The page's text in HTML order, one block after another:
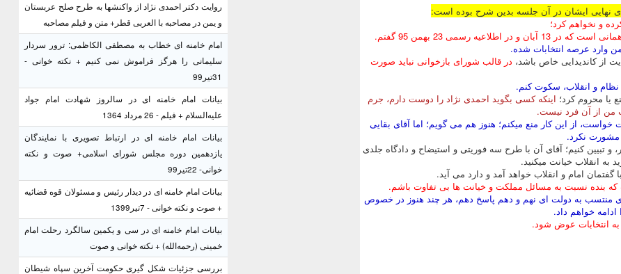
نهایی ایشان در آن جلسه بدین شرح بوده است:
و نخواهم کرد؛
رسمی 23 بهمن 95 گفتم.
وارد عرصه انتخابات شده.
از کاندیدایی خاص باشد، در قالب شورای بازخوانی نباید صورت
و انقلاب، سکوت کنم.
یا محروم کرد؛ اینکه کسی بگوید احمدی نژاد را دوست دارم، جرم
من از آن فرد نیست.
خواست، از این کار منع میکنم؛ هنوز هم می گویم؛ اما آقای بقایی
مشورت نکرد.
تبیین کنیم؛ آقای آن با طرح سه فوریتی و استیضاح و دادگاه جلدی
به انقلاب خیانت میکنید.
امام و انقلاب خواهد آمد و دارد می آید.
که بنده نسبت به مسائل مملکت و خیانت ها بی تفاوت باشم.
منتسب به دولت ای نهم و دهم پاسخ دهم، هر چند هنوز در خصوص
خواهم داد.
انتخابات عوض شود.
روایت دکتر احمدی نژاد از واکنشها به طرح صلح عربستان
و یمن در مصاحبه با العربی قطر+ متن و فیلم مصاحبه
امام خامنه ای خطاب به مصطفی الکاظمی: ترور سردار
سلیمانی را هرگز فراموش نمی کنیم + نکته خوانی -
31تیر99
بیانات امام خامنه ای در سالروز شهادت امام جواد
علیه‌السلام + فیلم - 26 مرداد 1364
بیانات امام خامنه ای در ارتباط تصویری با نمایندگان
یازدهمین دوره مجلس شورای اسلامی+ صوت و نکته
خوانی- 22تیر99
بیانات امام خامنه ای در دیدار رئیس و مسئولان قوه قضائیه
+ صوت و نکته خوانی - 7تیر1399
بیانات امام خامنه ای در سی و یکمین سالگرد رحلت امام
خمینی (رحمه‌الله) + نکته خوانی و صوت
بررسی جزئیات شکل گیری حکومت آخرین سپاه شیطان